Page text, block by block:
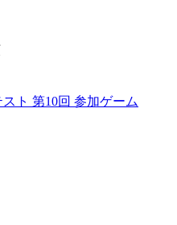
ト 第10回 参加ゲーム